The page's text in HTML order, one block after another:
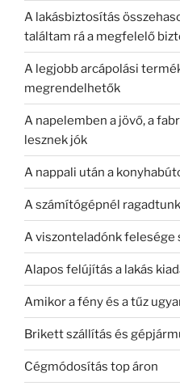
A lakásbiztosítás
találtam rá a megfelelő
A legjobb arcápolási
megrendelhetők
A napelemben a jövő, a
lesznek jók
A nappali után a
A számítógépnél ragadtunk
A viszonteladónk felesége
Alapos felújítás a lakás
Amikor a fény és a tűz
Brikett szállítás és
Cégmódosítás top áron